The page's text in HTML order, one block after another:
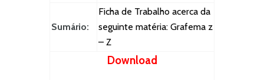
Sumário:
Ficha de Trabalho acerca da
seguinte matéria: Grafema z
– Z
Download